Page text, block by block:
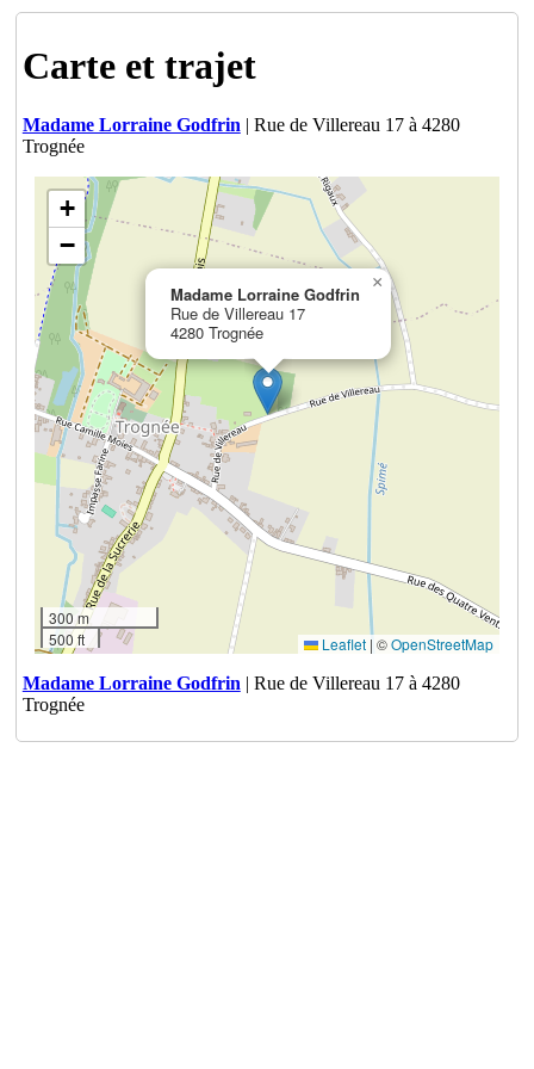
Carte et trajet
Madame Lorraine Godfrin | Rue de Villereau 17 à 4280
Trognée
Madame Lorraine Godfrin
Rue de Villereau 17
4280 Trognée
×
+
−
300 m
500 ft
Leaflet | ©OpenStreetMap
Madame Lorraine Godfrin | Rue de Villereau 17 à 4280
Trognée